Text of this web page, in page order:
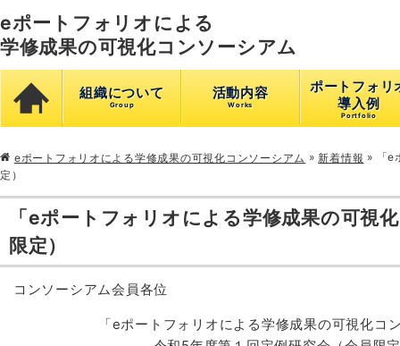
eポートフォリオによる
学修成果の可視化コンソーシアム
組織について 活動内容
ポートフォリ
導入例
eポートフォリオによる学修成果の可視化コンソーシアム »新着情報 »
「
定）
「eポートフォリオによる学修成果の可視
限定）
コンソーシアム会員各位
「eポートフォリオによる学修成果の可視化コン